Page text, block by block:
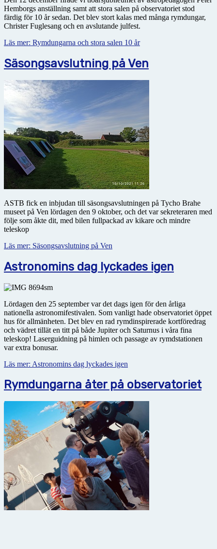
Hemborgs anställning samt att stora salen på observatoriet stod
färdig för 10 år sedan. Det blev stort kalas med många rymdungar,
Christer Fuglesang och en avslutande julfest.
Läs mer: Rymdungarna och stora salen 10 år
Säsongsavslutning på Ven
ASTB fick en inbjudan till säsongsavslutningen på Tycho Brahe
museet på Ven lördagen den 9 oktober, och det var sekreteraren med
följe som åkte dit, med bilen fullpackad av kikare och mindre
teleskop
Läs mer: Säsongsavslutning på Ven
Astronomins dag lyckades igen
Lördagen den 25 september var det dags igen för den årliga
nationella astronomifestivalen. Som vanligt hade observatoriet öppet
hus för allmänheten. Det blev en rad rymdinspirerade kortföredrag
och vädret tillät en titt på både Jupiter och Saturnus i våra fina
teleskop! Laserguidning på himlen och passage av rymdstationen
var extra bonusar.
Läs mer: Astronomins dag lyckades igen
Rymdungarna åter på observatoriet